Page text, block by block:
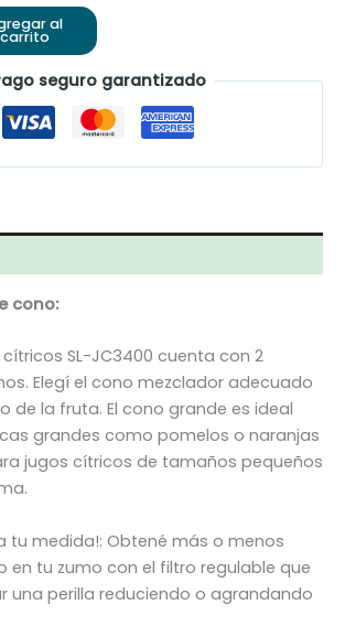
al
carrito
seguro garantizado
cono:
cítricos SL-JC3400 cuenta con 2
Elegí el cono mezclador adecuado
de la fruta. El cono grande es ideal
grandes como pomelos o naranjas
jugos cítricos de tamaños pequeños
tu medida!: Obtené más o menos
en tu zumo con el filtro regulable que
una perilla reduciendo o agrandando